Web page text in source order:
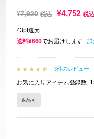
Next
¥7,920 税込 ¥4,752 税込
43pt還元
送料¥660でお届けします 詳
3件のレビュー
お気に入りアイテム登録数
返品可